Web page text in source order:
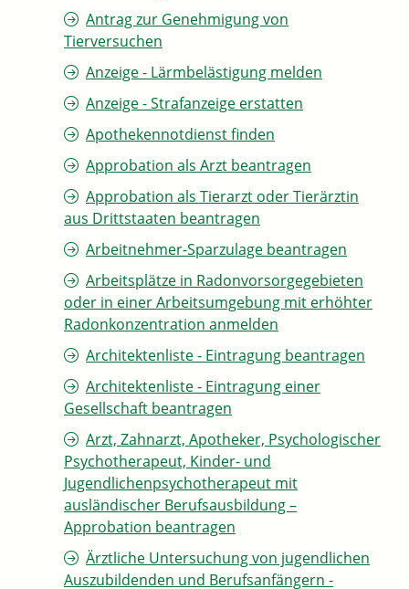
Antrag zur Genehmigung von
Tierversuchen
Anzeige - Lärmbelästigung melden
Anzeige - Strafanzeige erstatten
Apothekennotdienst finden
Approbation als Arzt beantragen
Approbation als Tierarzt oder Tierärztin
aus Drittstaaten beantragen
Arbeitnehmer-Sparzulage beantragen
Arbeitsplätze in Radonvorsorgegebieten
oder in einer Arbeitsumgebung mit erhöhter
Radonkonzentration anmelden
Architektenliste - Eintragung beantragen
Architektenliste - Eintragung einer
Gesellschaft beantragen
Arzt, Zahnarzt, Apotheker, Psychologischer
Psychotherapeut, Kinder- und
Jugendlichenpsychotherapeut mit
ausländischer Berufsausbildung –
Approbation beantragen
Ärztliche Untersuchung von jugendlichen
Auszubildenden und Berufsanfängern -